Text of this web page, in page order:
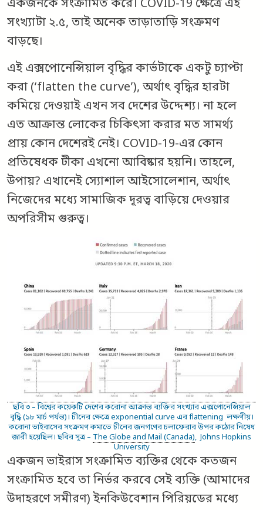
একজনকে সংক্রামিত করে। COVID-19 ক্ষেত্রে এই
সংখ্যাটা ২.৫, তাই অনেক তাড়াতাড়ি সংক্রমণ
বাড়ছে।
এই এক্সপোনেন্সিয়াল বৃদ্ধির কার্ভটাকে একটু চ্যাপ্টা
করা (‘flatten the curve’), অর্থাৎ বৃদ্ধির হারটা
কমিয়ে দেওয়াই এখন সব দেশের উদ্দেশ্য। না হলে
এত আক্রান্ত লোকের চিকিৎসা করার মত সামর্থ্য
প্রায় কোন দেশেরই নেই। COVID-19-এর কোন
প্রতিষেধক টীকা এখনো আবিষ্কার হয়নি। তাহলে,
উপায়? এখানেই স্যোশাল আইসোলেশান, অর্থাৎ
নিজেদের মধ্যে সামাজিক দূরত্ব বাড়িয়ে দেওয়ার
অপরিসীম গুরুত্ব।
ছবি ৩ – বিশ্বের কয়েকটি দেশের করোনা আক্রান্ত ব্যক্তির সংখ্যার এক্সপোনেন্সিয়াল
বৃদ্ধি (১৮ মার্চ পর্যন্ত)। চীনের ক্ষেত্রে exponential curve এর flattening লক্ষণীয়।
করোনা ভাইরাসের সংক্রমণ কমাতে চীনের জনগণের চলাফেরার উপর কঠোর নিষেধ
জারী হয়েছিল। ছবির সূত্র – The Globe and Mail (Canada), Johns Hopkins
University
একজন ভাইরাস সংক্রামিত ব্যক্তির থেকে কতজন
সংক্রামিত হবে তা নির্ভর করবে সেই ব্যক্তি (আমাদের
উদাহরণে সমীরণ) ইনকিউবেশান পিরিয়ডের মধ্যে